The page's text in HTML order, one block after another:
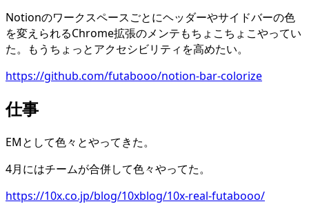
Notionのワークスペースごとにヘッダーやサイドバーの色
を変えられるChrome拡張のメンテもちょこちょこやってい
た。もうちょっとアクセシビリティを高めたい。
https://github.com/futabooo/notion-bar-colorize
仕事
EMとして色々とやってきた。
4月にはチームが合併して色々やってた。
https://10x.co.jp/blog/10xblog/10x-real-futabooo/